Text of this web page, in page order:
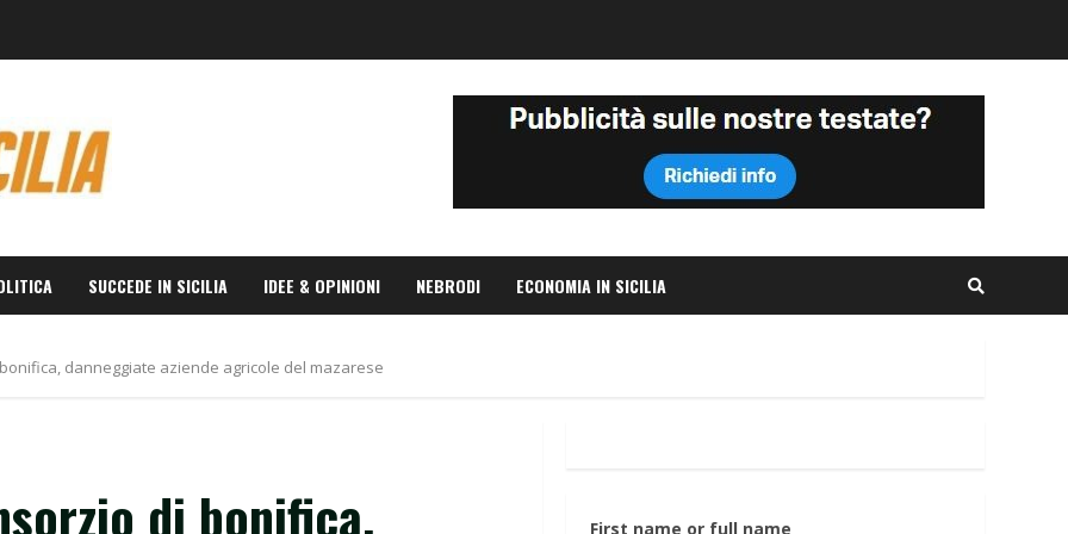
SUCCEDE IN SICILIA IDEE & OPINIONI NEBRODI ECONOMIA IN SICILIA
danneggiate aziende agricole del mazarese
di bonifica,
First name or full name